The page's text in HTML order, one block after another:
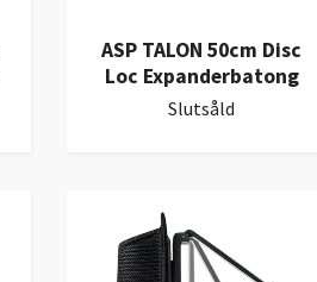
ASP TALON 50cm Disc
Loc Expanderbatong
Slutsåld